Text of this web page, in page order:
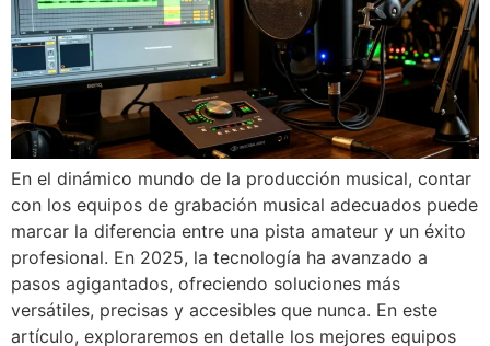
En el dinámico mundo de la producción musical, contar
con los equipos de grabación musical adecuados puede
marcar la diferencia entre una pista amateur y un éxito
profesional. En 2025, la tecnología ha avanzado a
pasos agigantados, ofreciendo soluciones más
versátiles, precisas y accesibles que nunca. En este
artículo, exploraremos en detalle los mejores equipos